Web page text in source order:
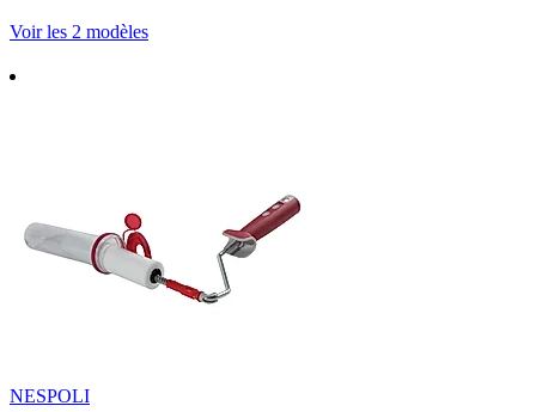
Voir les 2 modèles
NESPOLI